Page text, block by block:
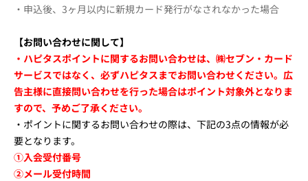
・申込後、3ヶ月以内に新規カード発行がなされなかった場合
【お問い合わせに関して】
・ハピタスポイントに関するお問い合わせは、㈱セブン・カード
サービスではなく、必ずハピタスまでお問い合わせください。広
告主様に直接問い合わせを行った場合はポイント対象外となりま
すので、予めご了承ください。
・ポイントに関するお問い合わせの際は、下記の3点の情報が必
要となります。
①入会受付番号
②メール受付時間